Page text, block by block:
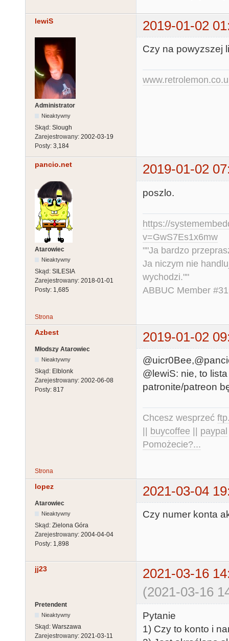
lewiS 2019-01-02
Administrator
Nieaktywny
Skąd: Slough
Zarejestrowany: 2002-03-19
Posty: 3,184
Czy na powyzszej
pancio.net 2019-01-02
Atarowiec
Nieaktywny
Skąd: SILESIA
Zarejestrowany: 2018-01-01
Posty: 1,685
poszlo.
https://
v=GwS7Es1x6mw
""Ja bardzo
Ja niczym nie
wychodzi.""
ABBUC Member
Strona
Azbest 2019-01-02
Młodszy Atarowiec
Nieaktywny
Skąd: Elblonk
Zarejestrowany: 2002-06-08
Posty: 817
@lewiS: nie, to
patronite/patreon
Chcesz wesprzeć
|| buycoffee || paypal
Pomożecie?...
Strona
lopez 2021-03-04
Atarowiec
Nieaktywny
Skąd: Zielona Góra
Zarejestrowany: 2004-04-04
Posty: 1,898
Czy numer konta
jj23
2021-03-16
(2021-03-16
Pretendent
Nieaktywny
Skąd: Warszawa
Zarejestrowany: 2021-03-11
Pytanie
1) Czy to konto i